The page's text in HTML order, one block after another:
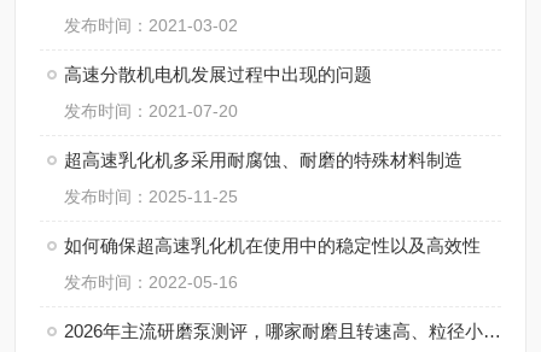
发布时间：2021-03-02
高速分散机电机发展过程中出现的问题
发布时间：2021-07-20
超高速乳化机多采用耐腐蚀、耐磨的特殊材料制造
发布时间：2025-11-25
如何确保超高速乳化机在使用中的稳定性以及高效性
发布时间：2022-05-16
2026年主流研磨泵测评，哪家耐磨且转速高、粒径小、间隙小、精度高、线速度高、剪切力强？